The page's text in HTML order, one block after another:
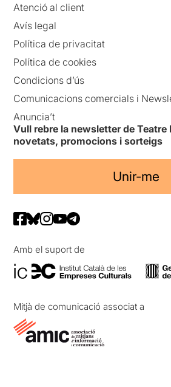
Atenció al client
Avís legal
Política de privacitat
Política de cookies
Condicions d’ús
Comunicacions comercials i
Anuncia’t
Vull rebre la newsletter de Teatre
novetats, promocions i sorteigs
Unir-me
Amb el suport de
Mitjà de comunicació associat a